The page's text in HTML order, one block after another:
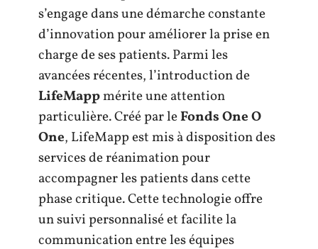
s’engage dans une démarche constante
d’innovation pour améliorer la prise en
charge de ses patients. Parmi les
avancées récentes, l’introduction de
LifeMappmérite une attention
particulière. Créé par leFonds One O
One, LifeMapp est mis à disposition des
services de réanimation pour
accompagner les patients dans cette
phase critique. Cette technologie offre
un suivi personnalisé et facilite la
communication entre les équipes